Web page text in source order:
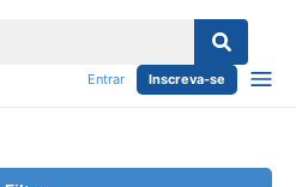
Entrar Inscreva-se